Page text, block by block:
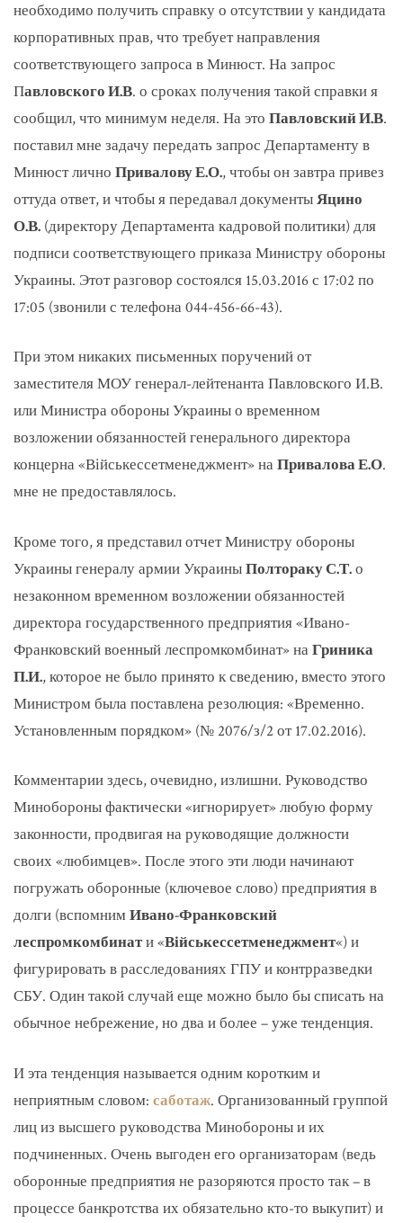
необходимо получить справку о отсутствии у кандидата
корпоративных прав, что требует направления
соответствующего запроса в Минюст. На запрос
Павловского И.В. о сроках получения такой справки я
сообщил, что минимум неделя. На это Павловский И.В.
поставил мне задачу передать запрос Департаменту в
Минюст лично Привалову Е.О., чтобы он завтра привез
оттуда ответ, и чтобы я передавал документыЯцино
О.В. (директору Департамента кадровой политики) для
подписи соответствующего приказа Министру обороны
Украины. Этот разговор состоялся 15.03.2016 с 17:02 по
17:05 (звонили с телефона 044-456-66-43).
При этом никаких письменных поручений от
заместителя МОУ генерал-лейтенанта Павловского И.В.
или Министра обороны Украины о временном
возложении обязанностей генерального директора
концерна «Військессетменеджмент» наПривалова Е.О.
мне не предоставлялось.
Кроме того, я представил отчет Министру обороны
Украины генералу армии УкраиныПолтораку С.Т.о
незаконном временном возложении обязанностей
директора государственного предприятия «Ивано-
Франковский военный леспромкомбинат» наГриника
П.И., которое не было принято к сведению, вместо этого
Министром была поставлена резолюция: «Временно.
Установленным порядком» (№ 2076/з/2 от 17.02.2016).
Комментарии здесь, очевидно, излишни. Руководство
Минобороны фактически «игнорирует» любую форму
законности, продвигая на руководящие должности
своих «любимцев». После этого эти люди начинают
погружать оборонные (ключевое слово) предприятия в
долги (вспомнимИвано-Франковский
леспромкомбинати «Військессетменеджмент«) и
фигурировать в расследованиях ГПУ и контрразведки
СБУ. Один такой случай еще можно было бы списать на
обычное небрежение, но два и более – уже тенденция.
И эта тенденция называется одним коротким и
неприятным словом: саботаж. Организованный группой
лиц из высшего руководства Минобороны и их
подчиненных. Очень выгоден его организаторам (ведь
оборонные предприятия не разоряются просто так – в
процессе банкротства их обязательно кто-то выкупит) и